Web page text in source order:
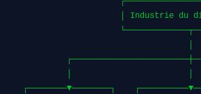
│ Industrie du
┌────────▼────────┐